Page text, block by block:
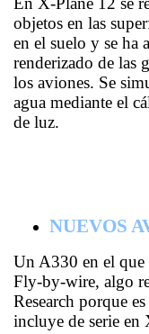
objetos en las
en el suelo y se ha
renderizado de las
los aviones. Se
agua mediante el
de luz.
NUEVOS
Un A330 en el que
Fly-by-wire, algo
Research porque
incluye de serie